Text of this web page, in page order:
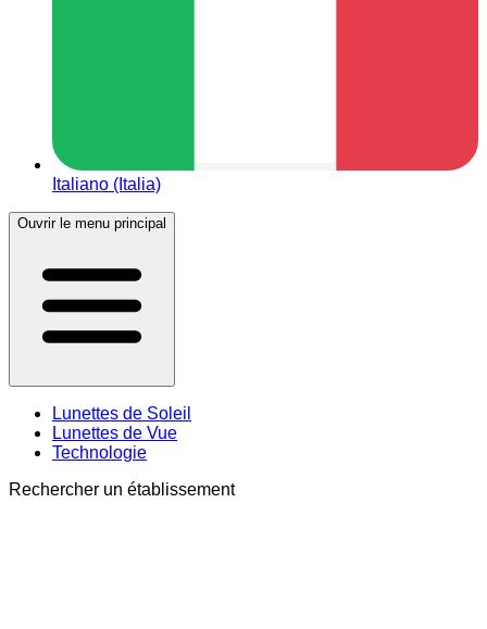
Italiano (Italia)
Ouvrir le menu principal
Lunettes de Soleil
Lunettes de Vue
Technologie
Rechercher un établissement